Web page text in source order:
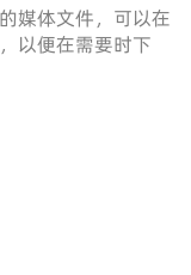
媒体文件，可以在
以便在需要时下